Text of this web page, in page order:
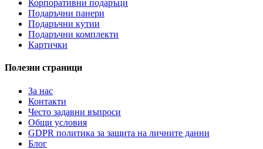
Корпоративни подаръци
Подаръчни панери
Подаръчни кутии
Подаръчни комплекти
Картички
Полезни страници
За нас
Контакти
Често задавни въпроси
Общи условия
GDPR политика за защита на личните данни
Блог